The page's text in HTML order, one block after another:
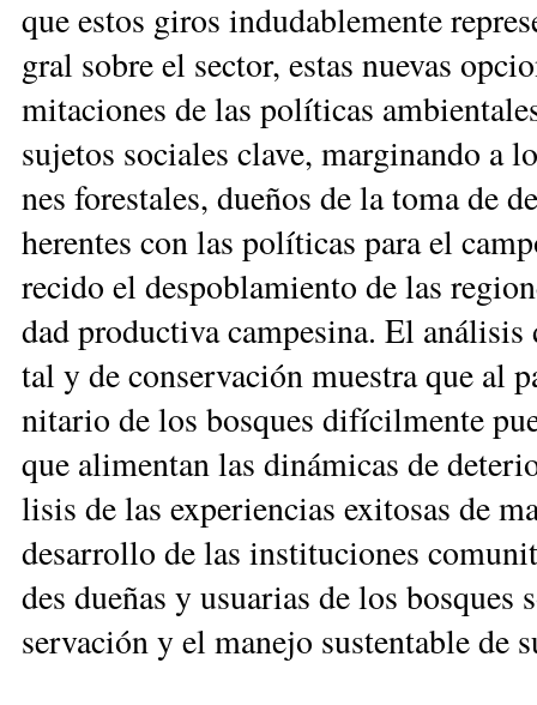
que es­tos gi­ros in­du­da­ble­men­te
gral so­bre el sec­tor, es­tas nue­vas
mi­ta­cio­nes de las po­lí­ti­cas
su­je­tos so­cia­les cla­ve, mar­gi­nan­do a
nes fo­res­ta­les, due­ños de la to­ma de
he­ren­tes con las po­lí­ti­cas pa­ra el
re­ci­do el des­po­bla­mien­to de las
dad pro­duc­ti­va cam­pe­si­na. El
tal y de con­ser­va­ción mues­tra que al
ni­ta­rio de los bos­ques di­fí­cil­men­te
que ali­men­tan las di­ná­mi­cas de
li­sis de las ex­pe­rien­cias exi­to­sas de
de­sa­rro­llo de las ins­ti­tu­cio­nes
des due­ñas y usua­rias de los
ser­va­ción y el ma­ne­jo sus­ten­ta­ble de